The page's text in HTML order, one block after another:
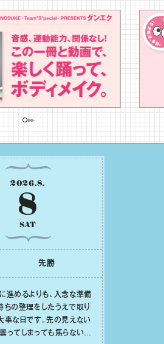
2026.8.
8
SAT
先勝
進めるよりも、⼊念な準備
ちの整理をしたうえで取り
事な⽇です。先の⾒えない
ってしまっても焦らない